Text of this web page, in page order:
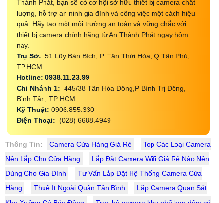
Thành Phát, bạn sẽ có cơ hội sở hữu thiết bị camera chất
lượng, hỗ trợ an ninh gia đình và công việc một cách hiệu
quả. Hãy tạo một môi trường an toàn và vững chắc với
thiết bị camera chính hãng từ An Thành Phát ngay hôm
nay.
Trụ Sở: 51 Lũy Bán Bích, P. Tân Thới Hòa, Q.Tân Phú,
TP.HCM
Hotline: 0938.11.23.99
Chi Nhánh 1: 445/38 Tân Hòa Đông,P Bình Trị Đông,
Bình Tân, TP HCM
Kỹ Thuật: 0906.855.330
Điện Thoại: (028) 6688.4949
Thông Tin: Camera Cửa Hàng Giá Rẻ
Top Các Loại Camera
Nên Lắp Cho Cửa Hàng
Lắp Đặt Camera Wifi Giá Rẻ Nào Nên
Dùng Cho Gia Đình
Tư Vấn Lắp Đặt Hệ Thống Camera Cửa
Hàng
Thuê It Ngoài Quận Tân Bình
Lắp Camera Quan Sát